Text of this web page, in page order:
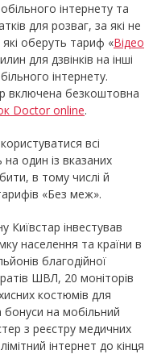
інтернету та
для розваг, за які не
оберуть тариф «Відео
для дзвінків на інші
інтернету.
включена безкоштовна
Doctor online.
всі
один із вказаних
в тому числі й
«Без меж».
Київстар інвестував
населення та країни в
благодійної
ШВЛ, 20 моніторів
костюмів для
бонуси на мобільний
з реєстру медичних
інтернет до кінця